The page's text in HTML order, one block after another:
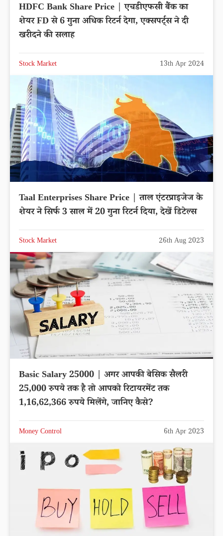
HDFC Bank Share Price | एचडीएफसी बैंक का
शेयर FD से 6 गुना अधिक रिटर्न देगा, एक्सपर्ट्स ने दी
खरीदने की सलाह
Stock Market 13th Apr 2024
Taal Enterprises Share Price | ताल एंटरप्राइजेज के
शेयर ने सिर्फ 3 साल में 20 गुना रिटर्न दिया, देखें डिटेल्स
Stock Market 26th Aug 2023
Basic Salary 25000 | अगर आपकी बेसिक सैलरी
25,000 रुपये तक है तो आपको रिटायरमेंट तक
1,16,62,366 रुपये मिलेंगे, जानिए कैसे?
Money Control 6th Apr 2023